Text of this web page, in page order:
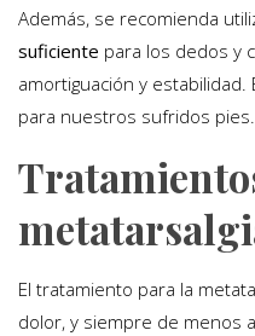
Además, se recomienda
suficiente para los dedos y
amortiguación y
para nuestros sufridos pies.
El tratamiento para la
dolor, y siempre de menos